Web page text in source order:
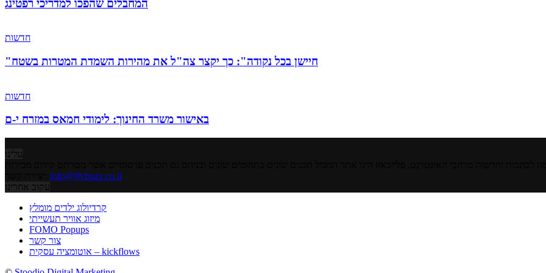
המחבלים שהפכו למדריכי רפטינג
חדשות
"חיישן בכל נקודה": כך יקצר צה"ל את מהירות השמדת המטרות בשטח
חדשות
באישור משרד החינוך: לימודי חמאס במזרח י-ם
עלינו
info@flybuzz.co.il
עקוב אחרינו
קרדיולוג ילדים מומלץ
מיזוג אוויר תעשייתי
FOMO Popups
צור קשר
אוטומציה עסקית – kickflows